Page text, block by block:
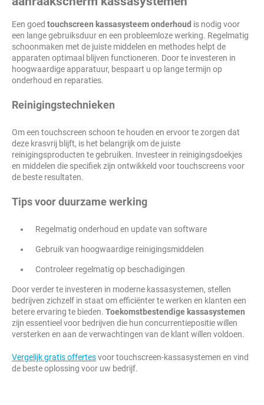
Een goed touchscreen kassasysteem onderhoud is nodig voor
een lange gebruiksduur en een probleemloze werking. Regelmatig
schoonmaken met de juiste middelen en methodes helpt de
apparaten optimaal blijven functioneren. Door te investeren in
hoogwaardige apparatuur, bespaart u op lange termijn op
onderhoud en reparaties.
Reinigingstechnieken
Om een touchscreen schoon te houden en ervoor te zorgen dat
deze krasvrij blijft, is het belangrijk om de juiste
reinigingsproducten te gebruiken. Investeer in reinigingsdoekjes
en middelen die specifiek zijn ontwikkeld voor touchscreens voor
de beste resultaten.
Tips voor duurzame werking
Regelmatig onderhoud en update van software
Gebruik van hoogwaardige reinigingsmiddelen
Controleer regelmatig op beschadigingen
Door verder te investeren in moderne kassasystemen, stellen
bedrijven zichzelf in staat om efficiënter te werken en klanten een
betere ervaring te bieden. Toekomstbestendige kassasystemen
zijn essentieel voor bedrijven die hun concurrentiepositie willen
versterken en aan de verwachtingen van de klant willen voldoen.
Vergelijk gratis offertesvoor touchscreen-kassasystemen en vind
de beste oplossing voor uw bedrijf.